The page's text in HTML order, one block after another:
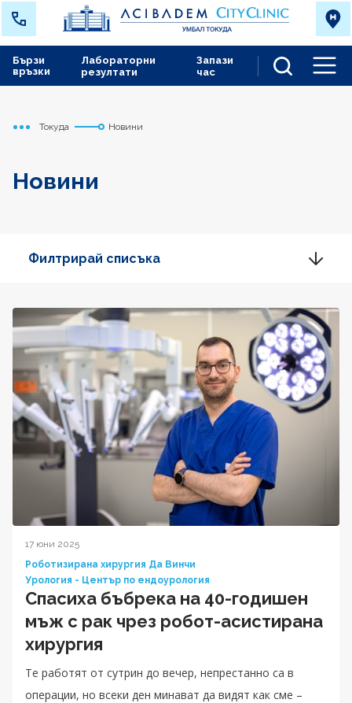
Лабораторни
резултати
Запази
час
Бързи
връзки
Начало
Токуда Новини
Новини
Филтрирай списъка
17 юни 2025
Роботизирана хирургия Да Винчи
Урология - Център по ендоурология
Спасиха бъбрека на 40-годишен
мъж с рак чрез робот-асистирана
хирургия
Те работят от сутрин до вечер, непрестанно са в
операции, но всеки ден минават да видят как сме –